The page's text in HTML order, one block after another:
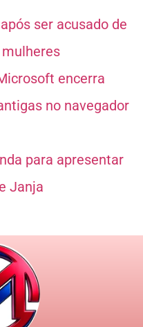
ser acusado de
encerra
no navegador
para apresentar
Janja